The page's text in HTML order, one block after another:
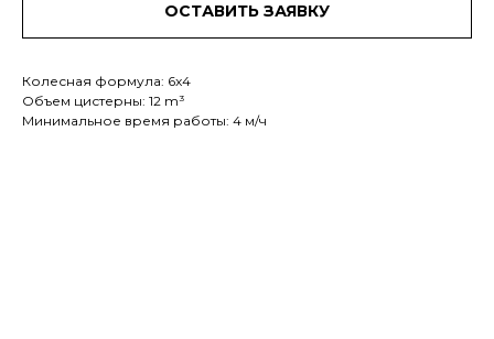
ОСТАВИТЬ ЗАЯВКУ
Колесная формула: 6x4
Объем цистерны: 12 m³
Минимальное время работы: 4 м/ч